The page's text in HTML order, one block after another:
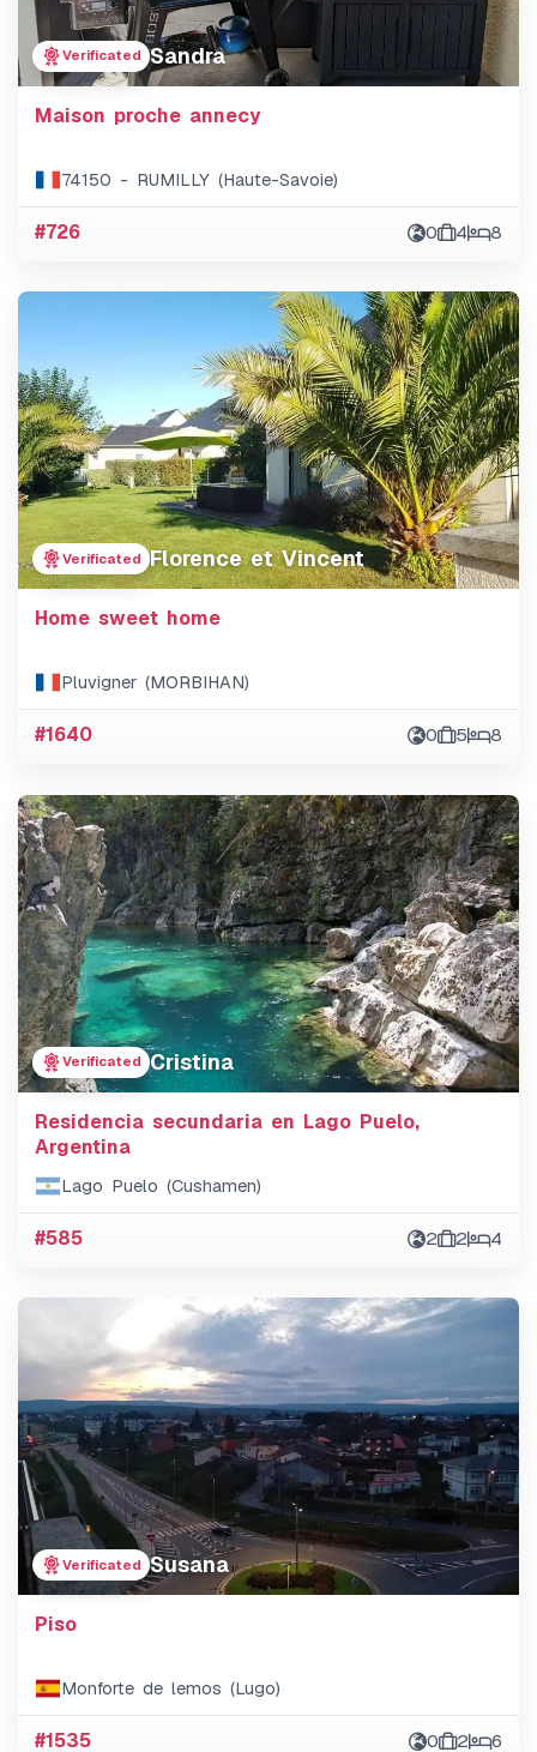
Verificated Sandra
Maison proche annecy
74150 - RUMILLY (Haute-Savoie)
#726 0 4 8
Verificated Florence et Vincent
Home sweet home
Pluvigner (MORBIHAN)
#1640 0 5 8
Verificated Cristina
Residencia secundaria en Lago Puelo,
Argentina
Lago Puelo (Cushamen)
#585 2 2 4
Verificated Susana
Piso
Monforte de lemos (Lugo)
#1535 0 2 6